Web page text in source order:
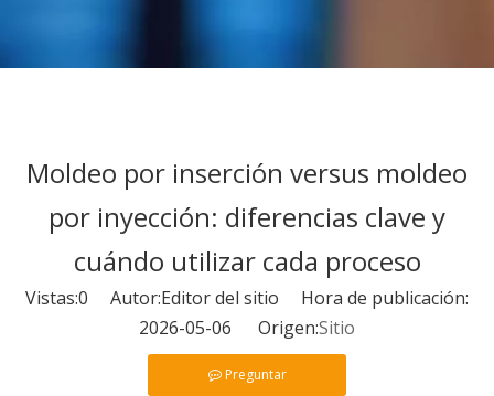
Moldeo por inserción versus moldeo
por inyección: diferencias clave y
cuándo utilizar cada proceso
Vistas:0 Autor:Editor del sitio Hora de publicación:
2026-05-06 Origen:Sitio
Preguntar